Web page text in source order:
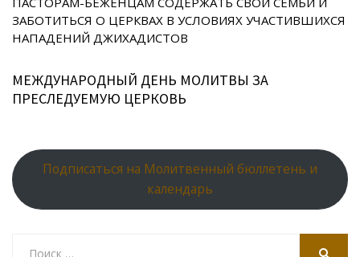
ki
ЗАБОТИТЬСЯ О ЦЕРКВАХ В УСЛОВИЯХ УЧАСТИВШИХСЯ
НАПАДЕНИЙ ДЖИХАДИСТОВ
МЕЖДУНАРОДНЫЙ ДЕНЬ МОЛИТВЫ ЗА
ПРЕСЛЕДУЕМУЮ ЦЕРКОВЬ
Подписаться на Молитвенный бюллетень и
календарь